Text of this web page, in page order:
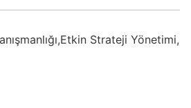
Etkin Strateji Yönetimi,